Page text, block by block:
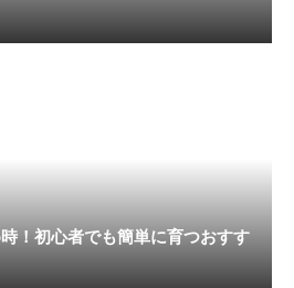
！初心者でも簡単に育つおすす